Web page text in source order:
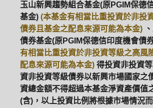
玉山新興趨勢組合基金(原PGIM保德
基金) (本基金有相當比重投資於非投
債券且基金之配息來源可能為本金)
債券基金(原PGIM保德信印度機會債
有相當比重投資於非投資等級之高風
配息來源可能為本金) 得投資非投資
資非投資等級債券以新興市場國家之
資總金額不得超過本基金淨資產價值
(含)，以上投資比例將根據市場情況